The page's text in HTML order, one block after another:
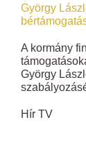
György
A kormány
György
Hír TV